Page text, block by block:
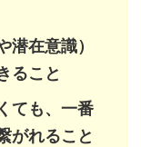
潜在意識）
ること
ても、一番
がれること